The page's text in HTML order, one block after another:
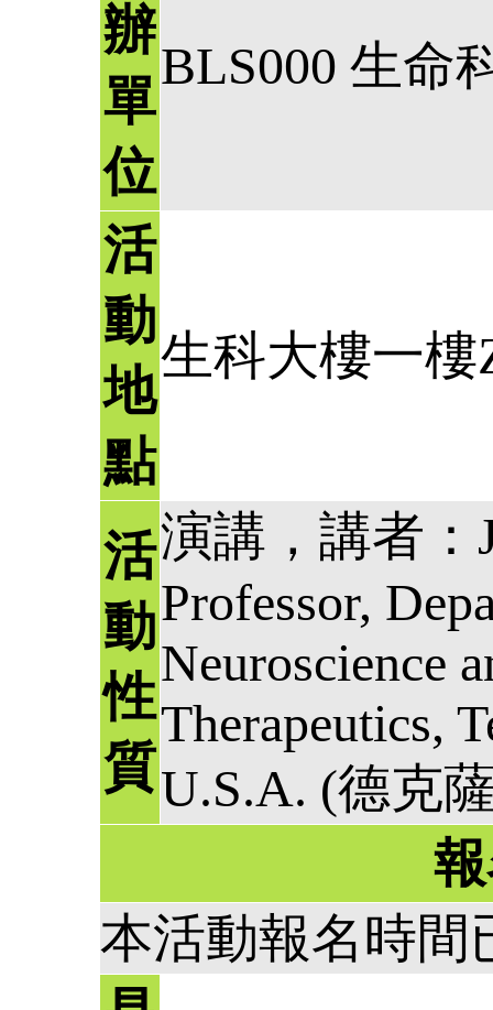
辦
單
位
BLS000 生命
活
動
地
點
生科大樓一樓
活
動
性
質
演講，講者：
Professor,
Neuroscience
Therapeutics,
U.S.A. (德克
本活動報名時間